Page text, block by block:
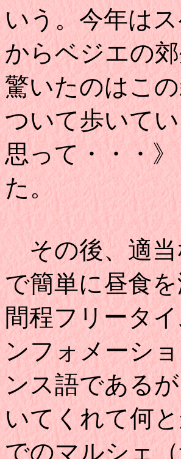
いう。今年は
からベジエの
驚いたのはこ
ついて歩いて
思って・・・
た。
その後、適当
で簡単に昼食
間程フリータ
ンフォメーシ
ンス語である
いてくれて何
でのマルシェ